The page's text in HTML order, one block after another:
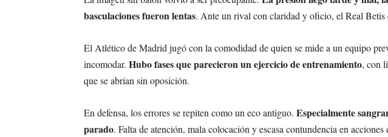
basculaciones fueron lentas. Ante un rival con claridad y oficio, el Real Betis
El Atlético de Madrid jugó con la comodidad de quien se mide a un equipo
incomodar. Hubo fases que parecieron un ejercicio de entrenamiento, con
que se abrían sin oposición.
En defensa, los errores se repiten como un eco antiguo. Especialmente
parado. Falta de atención, mala colocación y escasa contundencia en acciones